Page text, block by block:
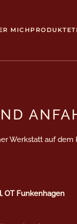
MICH PRODUKTE
Werkstatt auf
OT Funkenhagen